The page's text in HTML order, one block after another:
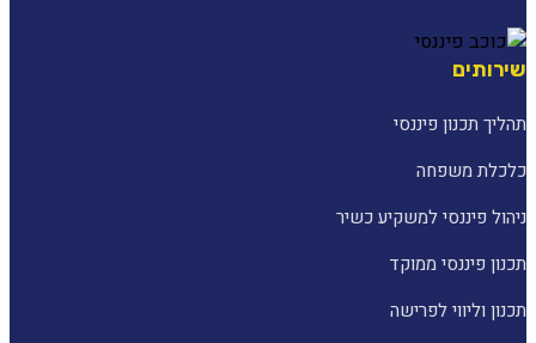
שירותים
תהליך תכנון פיננסי
כלכלת משפחה
ניהול פיננסי למשקיע כשיר
תכנון פיננסי ממוקד
תכנון וליווי לפרישה